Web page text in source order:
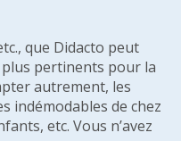
que Didacto peut
pertinents pour la
autrement, les
indémodables de chez
etc. Vous n’avez